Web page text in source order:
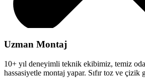
Uzman Montaj
10+ yıl deneyimli teknik ekibimiz, temiz
hassasiyetle montaj yapar. Sıfır toz ve çizik